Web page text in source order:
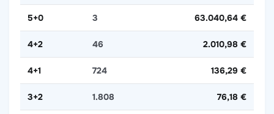
5+0 3 63.040,64 €
4+2 46 2.010,98 €
4+1 724 136,29 €
3+2 1.808 76,18 €